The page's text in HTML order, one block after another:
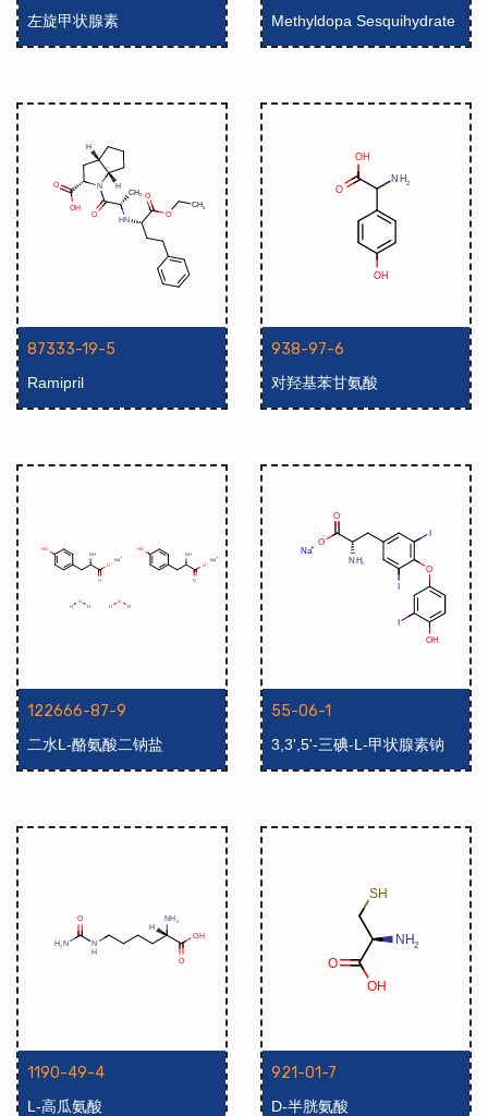
左旋甲状腺素 Methyldopa Sesquihydrate
87333-19-5
Ramipril
938-97-6
对羟基苯甘氨酸
122666-87-9
二水L-酪氨酸二钠盐
55-06-1
3,3',5'-三碘-L-甲状腺素钠
1190-49-4
L-高瓜氨酸
921-01-7
D-半胱氨酸